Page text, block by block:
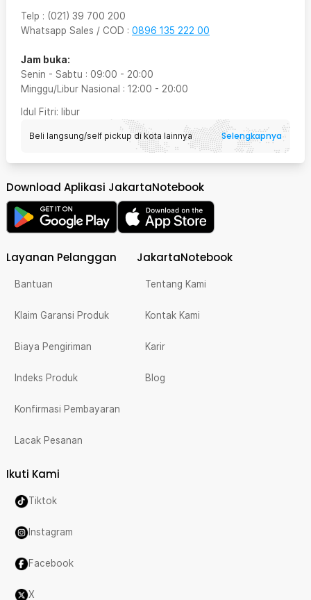
Telp : (021) 39 700 200
Whatsapp Sales / COD : 0896 135 222 00
Jam buka:
Senin - Sabtu : 09:00 - 20:00
Minggu/Libur Nasional : 12:00 - 20:00
Idul Fitri: libur
Beli langsung/self pickup di kota lainnya Selengkapnya
Download Aplikasi JakartaNotebook
Layanan Pelanggan
Bantuan
Klaim Garansi Produk
Biaya Pengiriman
Indeks Produk
Konfirmasi Pembayaran
Lacak Pesanan
JakartaNotebook
Tentang Kami
Kontak Kami
Karir
Blog
Ikuti Kami
Tiktok
Instagram
Facebook
X